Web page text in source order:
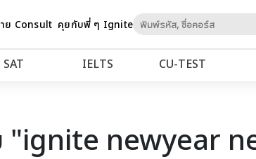
ย Consult คุยกับพี่ ๆ Igniteto
SAT IELTS CU‑TEST
"ignite newyear